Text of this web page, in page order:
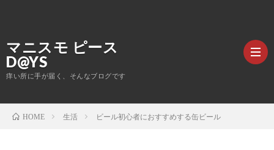
マニスモ ピース
D@YS
痒い所に手が届く、そんなブログです
HOME 生活 ビール初心者におすすめする缶ビール